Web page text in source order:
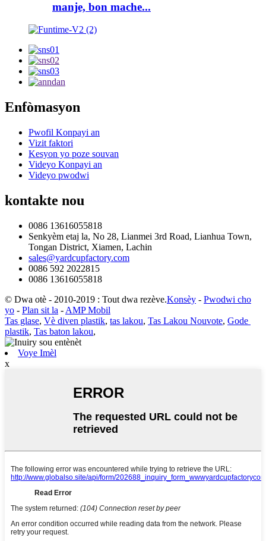
manje, bon mache...
Enfòmasyon
Pwofil Konpayi an
Vizit faktori
Kesyon yo poze souvan
Videyo Konpayi an
Videyo pwodwi
kontakte nou
0086 13616055818
Senkyèm etaj la, No 28, Lianmei 3rd Road, Lianhua Town,
Tongan District, Xiamen, Lachin
sales@yardcupfactory.com
0086 592 2022815
0086 13616055818
© Dwa otè - 2010-2019 : Tout dwa rezève.Konsèy - Pwodwi cho
yo - Plan sit la - AMP Mobil
Tas glase, Vè diven plastik, tas lakou, Tas Lakou Nouvote, Gode ​​
plastik, Tas baton lakou,
Voye Imèl
x